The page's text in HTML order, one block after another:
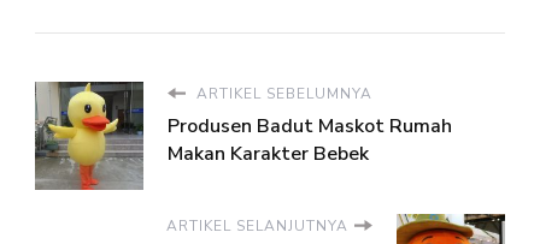
ARTIKEL SEBELUMNYA
Produsen Badut Maskot Rumah
Makan Karakter Bebek
ARTIKEL SELANJUTNYA